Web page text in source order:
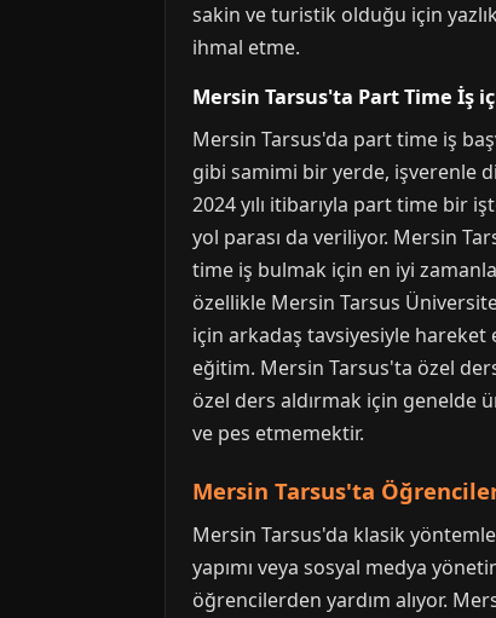
sakin ve turistik olduğu için
ihmal etme.
Mersin Tarsus'ta Part Time İş
Mersin Tarsus'da part time iş
gibi samimi bir yerde, işverenle
2024 yılı itibarıyla part time bir
yol parası da veriliyor. Mersin
time iş bulmak için en iyi
özellikle Mersin Tarsus
için arkadaş tavsiyesiyle
eğitim. Mersin Tarsus'ta özel
özel ders aldırmak için genelde
ve pes etmemektir.
Mersin Tarsus'ta
Mersin Tarsus'da klasik
yapımı veya sosyal medya
öğrencilerden yardım alıyor.